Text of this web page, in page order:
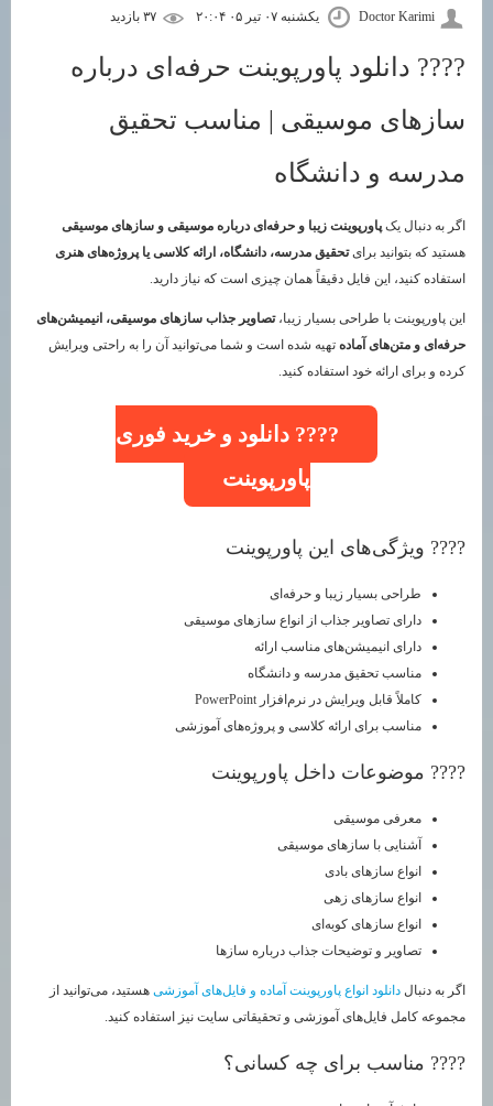
Doctor Karimi یکشنبه ۰۷ تیر ۰۵ ۲۰:۰۴
???? دانلود پاورپوینت حرفه‌ای درباره
سازهای موسیقی | مناسب تحقیق
مدرسه و دانشگاه
اگر به دنبال یکپاورپوینت زیبا و حرفه‌ای درباره موسیقی و سازهای موسیقی
هستید که بتوانید برایتحقیق مدرسه، دانشگاه، ارائه کلاسی یا پروژه‌های هنری
استفاده کنید، این فایل دقیقاً همان چیزی است که نیاز دارید.
این پاورپوینت با طراحی بسیار زیبا،تصاویر جذاب سازهای موسیقی، انیمیشن‌های
حرفه‌ای و متن‌های آماده تهیه شده است و شما می‌توانید آن را به راحتی ویرایش
کرده و برای ارائه خود استفاده کنید.
???? دانلود و خرید فوری
پاورپوینت
???? ویژگی‌های این پاورپوینت
طراحی بسیار زیبا و حرفه‌ای
دارای تصاویر جذاب از انواع سازهای موسیقی
دارای انیمیشن‌های مناسب ارائه
مناسب تحقیق مدرسه و دانشگاه
کاملاً قابل ویرایش در نرم‌افزار PowerPoint
مناسب برای ارائه کلاسی و پروژه‌های آموزشی
???? موضوعات داخل پاورپوینت
معرفی موسیقی
آشنایی با سازهای موسیقی
انواع سازهای بادی
انواع سازهای زهی
انواع سازهای کوبه‌ای
تصاویر و توضیحات جذاب درباره سازها
اگر به دنبال دانلود انواع پاورپوینت آماده و فایل‌های آموزشی هستید، می‌توانید از
مجموعه کامل فایل‌های آموزشی و تحقیقاتی سایت نیز استفاده کنید.
???? مناسب برای چه کسانی؟